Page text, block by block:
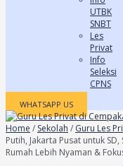
UTBK
SNBT
Les
Privat
Info
Seleksi
CPNS
WHATSAPP US
Home / Sekolah / Guru Les
Putih, Jakarta Pusat untuk
Rumah Lebih Nyaman &